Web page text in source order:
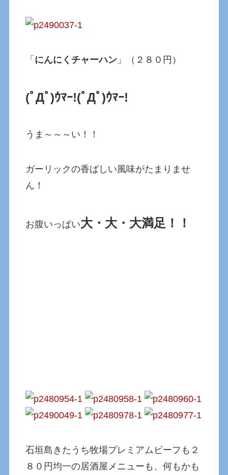
「 にんにくチャーハン 」（２８０円）
(ﾟДﾟ)ｳﾏｰ!(ﾟДﾟ)ｳﾏｰ!
うま～～～い！！
ガーリックの香ばしい風味がたまりませ
ん！
お腹いっぱい大・大・大満足！！
石垣島きたうち牧場プレミアムビーフも２
８０円均一の居酒屋メニューも、何もかも